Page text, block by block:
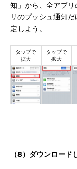
知」から、全アプ
リのプッシュ通知
定しよう。
（8）ダウンロード